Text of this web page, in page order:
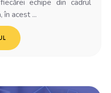
echipe din cadrul
în acest ...